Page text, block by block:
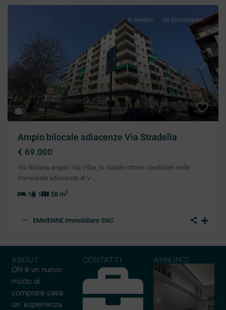
7
Previous Next
In Vendita Da Ristrutturare
Ampio bilocale adiacenze Via Stradella
€ 69.000
Via Bibiana angolo Via Villar, in stabile ottime condizioni nelle
immediate adiacenze di V …
1 1 58 m2
EMMENNE Immobiliare SNC
ABOUT
OM è un nuovo
modo di
comprare casa
un’ esperienza
CONTATTI ANNUNCI